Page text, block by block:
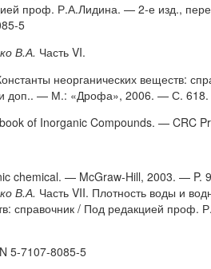
проф. Р.А.Лидина. — 2-е изд.,
5
В.А. Часть VI.
неорганических веществ:
доп.. — М.: «Дрофа», 2006. — С.
of Inorganic Compounds. — CRC
chemical. — McGraw-Hill, 2003. — P.
В.А. Часть VII. Плотность воды и
справочник / Под редакцией
5-7107-8085-5